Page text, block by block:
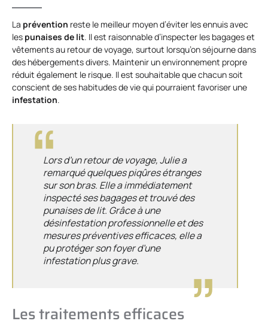
La prévention reste le meilleur moyen d’éviter les ennuis avec
les punaises de lit. Il est raisonnable d’inspecter les bagages et
vêtements au retour de voyage, surtout lorsqu’on séjourne dans
des hébergements divers. Maintenir un environnement propre
réduit également le risque. Il est souhaitable que chacun soit
conscient de ses habitudes de vie qui pourraient favoriser une
infestation.
Lors d’un retour de voyage, Julie a
remarqué quelques piqûres étranges
sur son bras. Elle a immédiatement
inspecté ses bagages et trouvé des
punaises de lit. Grâce à une
désinfestation professionnelle et des
mesures préventives efficaces, elle a
pu protéger son foyer d’une
infestation plus grave.
Les traitements efficaces